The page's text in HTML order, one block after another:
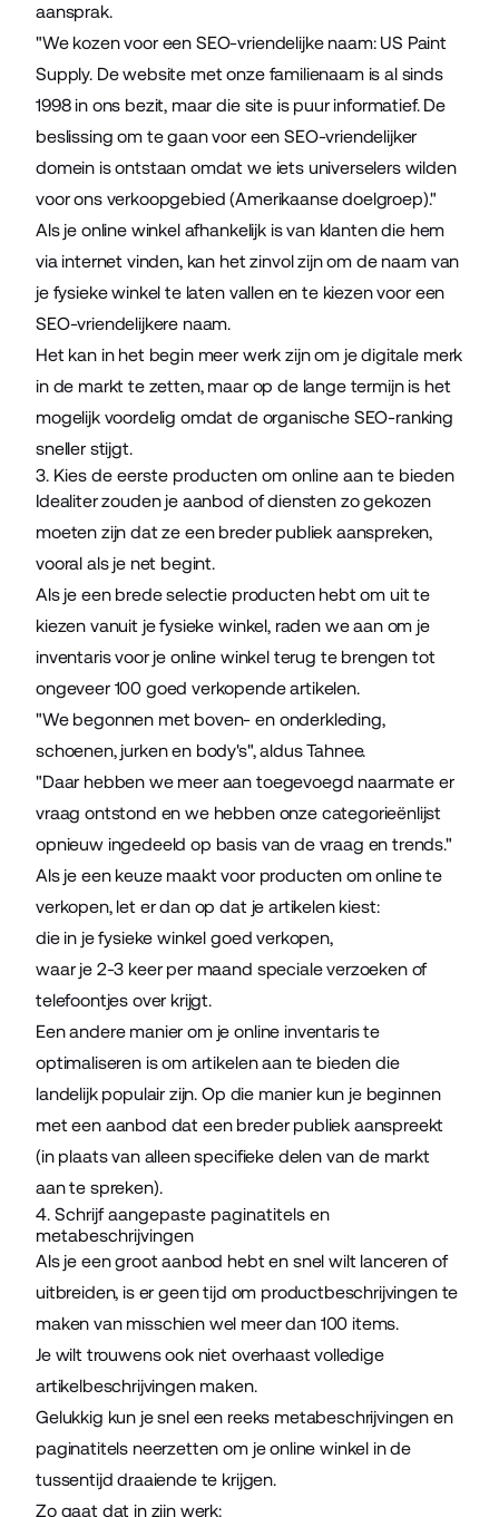
aansprak.
"We kozen voor een SEO-vriendelijke naam: US Paint
Supply. De website met onze familienaam is al sinds
1998 in ons bezit, maar die site is puur informatief. De
beslissing om te gaan voor een SEO-vriendelijker
domein is ontstaan omdat we iets universelers wilden
voor ons verkoopgebied (Amerikaanse doelgroep)."
Als je online winkel afhankelijk is van klanten die hem
via internet vinden, kan het zinvol zijn om de naam van
je fysieke winkel te laten vallen en te kiezen voor een
SEO-vriendelijkere naam.
Het kan in het begin meer werk zijn om je digitale merk
in de markt te zetten, maar op de lange termijn is het
mogelijk voordelig omdat de organische SEO-ranking
sneller stijgt.
3. Kies de eerste producten om online aan te bieden
Idealiter zouden je aanbod of diensten zo gekozen
moeten zijn dat ze een breder publiek aanspreken,
vooral als je net begint.
Als je een brede selectie producten hebt om uit te
kiezen vanuit je fysieke winkel, raden we aan om je
inventaris voor je online winkel terug te brengen tot
ongeveer 100 goed verkopende artikelen.
"We begonnen met boven- en onderkleding,
schoenen, jurken en body's", aldus Tahnee.
"Daar hebben we meer aan toegevoegd naarmate er
vraag ontstond en we hebben onze categorieënlijst
opnieuw ingedeeld op basis van de vraag en trends."
Als je een keuze maakt voor producten om online te
verkopen, let er dan op dat je artikelen kiest:
die in je fysieke winkel goed verkopen,
waar je 2-3 keer per maand speciale verzoeken of
telefoontjes over krijgt.
Een andere manier om je online inventaris te
optimaliseren is om artikelen aan te bieden die
landelijk populair zijn. Op die manier kun je beginnen
met een aanbod dat een breder publiek aanspreekt
(in plaats van alleen specifieke delen van de markt
aan te spreken).
4. Schrijf aangepaste paginatitels en
metabeschrijvingen
Als je een groot aanbod hebt en snel wilt lanceren of
uitbreiden, is er geen tijd om productbeschrijvingen te
maken van misschien wel meer dan 100 items.
Je wilt trouwens ook niet overhaast volledige
artikelbeschrijvingen maken.
Gelukkig kun je snel een reeks metabeschrijvingen en
paginatitels neerzetten om je online winkel in de
tussentijd draaiende te krijgen.
Zo gaat dat in zijn werk: